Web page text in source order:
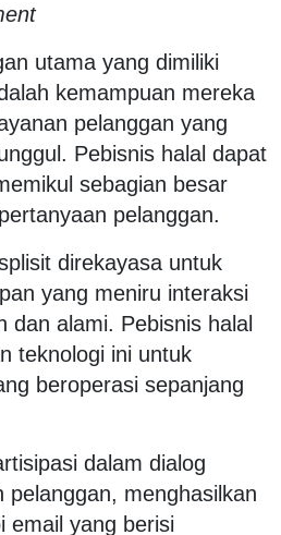
utama yang dimiliki
kemampuan mereka
pelanggan yang
Pebisnis halal dapat
sebagian besar
pelanggan.
direkayasa untuk
yang meniru interaksi
dan alami. Pebisnis halal
teknologi ini untuk
beroperasi sepanjang
dalam dialog
pelanggan, menghasilkan
email yang berisi